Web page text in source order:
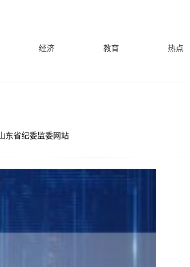
经济 教育 热点
东省纪委监委网站